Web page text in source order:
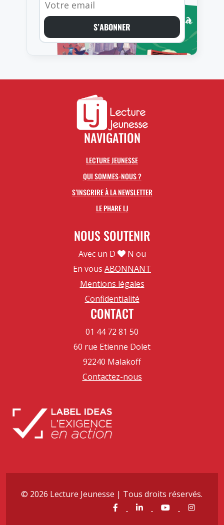
S’ABONNER
NAVIGATION
LECTURE JEUNESSE
QUI SOMMES-NOUS ?
S’INSCRIRE À LA NEWSLETTER
LE PHARE LJ
NOUS SOUTENIR
Avec un D
N ou
En vous ABONNANT
Mentions légales
Confidentialité
CONTACT
01 44 72 81 50
60 rue Etienne Dolet
92240 Malakoff
Contactez-nous
© 2026 Lecture Jeunesse | Tous droits réservés.